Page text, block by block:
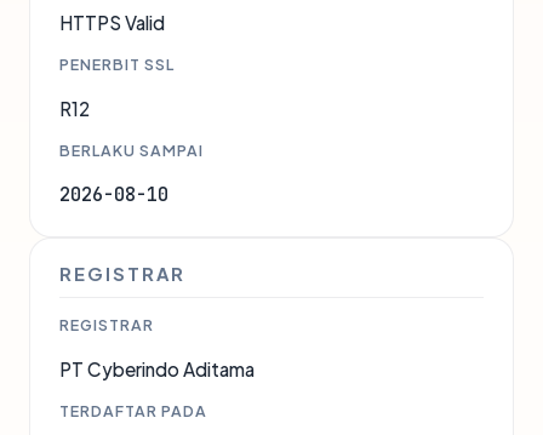
HTTPS Valid
PENERBIT SSL
R12
BERLAKU SAMPAI
2026-08-10
REGISTRAR
REGISTRAR
PT Cyberindo Aditama
TERDAFTAR PADA